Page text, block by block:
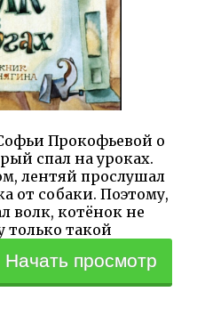
Прокофьевой о
спал на уроках.
лентяй прослушал
от собаки. Поэтому,
волк, котёнок не
только такой
Начать просмотр